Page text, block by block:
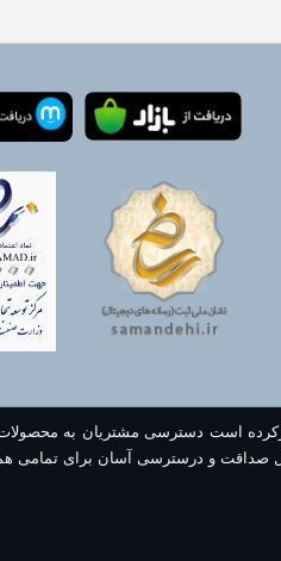
است دسترسی مشتریان به
صداقت و درسترسی آسان برای تمامی